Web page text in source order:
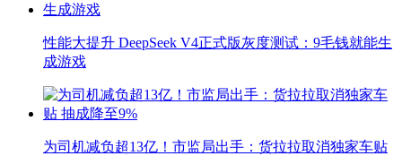
性能大提升 DeepSeek V4正式版灰度测试：9毛钱就能生
成游戏
为司机减负超13亿！市监局出手：货拉拉取消独家车贴